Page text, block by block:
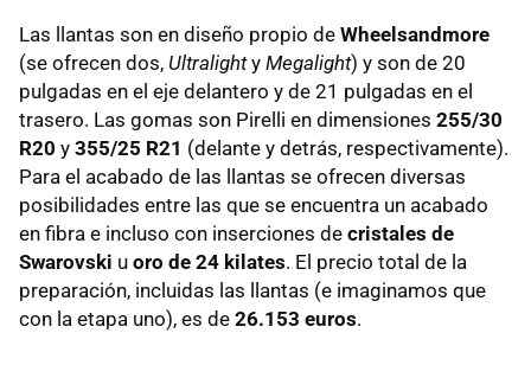
Las llantas son en diseño propio de Wheelsandmore
(se ofrecen dos, Ultralighty Megalight) y son de 20
pulgadas en el eje delantero y de 21 pulgadas en el
trasero. Las gomas son Pirelli en dimensiones 255/30
R20 y 355/25 R21 (delante y detrás, respectivamente).
Para el acabado de las llantas se ofrecen diversas
posibilidades entre las que se encuentra un acabado
en fibra e incluso con inserciones de cristales de
Swarovski u oro de 24 kilates. El precio total de la
preparación, incluidas las llantas (e imaginamos que
con la etapa uno), es de 26.153 euros.